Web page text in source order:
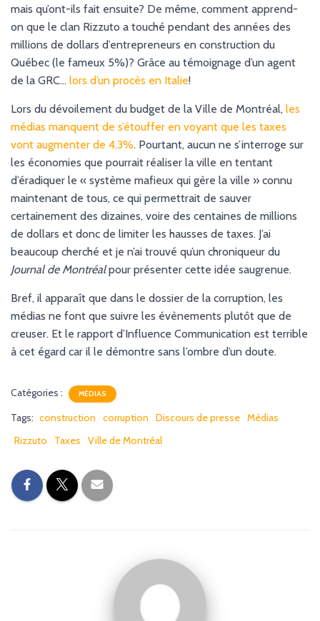
mais qu’ont-ils fait ensuite? De même, comment apprend-
on que le clan Rizzuto a touché pendant des années des
millions de dollars d’entrepreneurs en construction du
Québec (le fameux 5%)? Grâce au témoignage d’un agent
de la GRC… lors d’un procès en Italie!
Lors du dévoilement du budget de la Ville de Montréal, les
médias manquent de s’étouffer en voyant que les taxes
vont augmenter de 4,3%. Pourtant, aucun ne s’interroge sur
les économies que pourrait réaliser la ville en tentant
d’éradiquer le « système mafieux qui gère la ville » connu
maintenant de tous, ce qui permettrait de sauver
certainement des dizaines, voire des centaines de millions
de dollars et donc de limiter les hausses de taxes. J’ai
beaucoup cherché et je n’ai trouvé qu’un chroniqueur du
Journal de Montréalpour présenter cette idée saugrenue.
Bref, il apparaît que dans le dossier de la corruption, les
médias ne font que suivre les évènements plutôt que de
creuser. Et le rapport d’Influence Communication est terrible
à cet égard car il le démontre sans l’ombre d’un doute.
Catégories : MÉDIAS
Tags: construction corruption Discours de presse Médias
Rizzuto
Taxes Ville de Montréal